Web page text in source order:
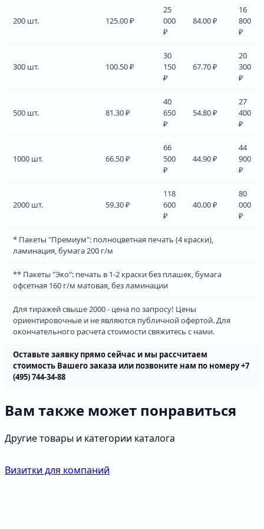
200 шт. 125.00 ₽
25
000
₽
84.00 ₽
16
800
₽
300 шт. 100.50 ₽
30
150
₽
67.70 ₽
20
300
₽
500 шт. 81.30 ₽
40
650
₽
54.80 ₽
27
400
₽
1000 шт. 66.50 ₽
66
500
₽
44.90 ₽
44
900
₽
2000 шт. 59.30 ₽
118
600
₽
40.00 ₽
80
000
₽
* Пакеты "Премиум": полноцветная печать (4 краски),
ламинация, бумага 200 г/м
** Пакеты "Эко": печать в 1-2 краски без плашек, бумага
офсетная 160 г/м матовая, без ламинации
Для тиражей свыше 2000 - цена по запросу! Цены
ориентировочные и не являются публичной офертой. Для
окончательного расчета стоимости свяжитесь с нами.
Оставьте заявку прямо сейчас и мы рассчитаем
cтоимость Вашего заказа или позвоните нам по номеру +7
(495) 744-34-88
Вам также может понравиться
Другие товары и категории каталога
Визитки для компаний